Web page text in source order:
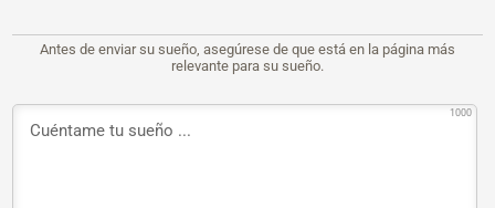
Antes de enviar su sueño, asegúrese de que está en la página más
relevante para su sueño.
1000